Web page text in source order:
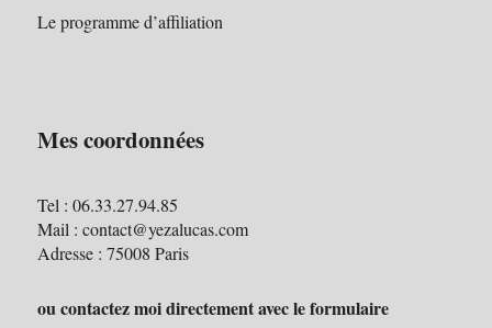
Le programme d’affiliation
Mes coordonnées
Tel : 06.33.27.94.85
Mail : contact@yezalucas.com
Adresse : 75008 Paris
ou contactez moi directement avec le formulaire